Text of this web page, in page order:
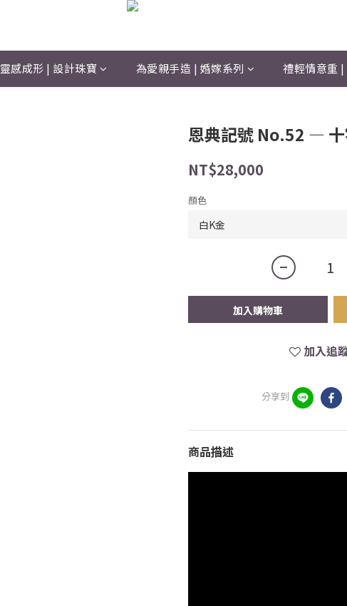
靈感成形 | 設計珠寶 為愛親手造 | 婚嫁系列 禮輕情意重
恩典記號 No.52 —
NT$28,000
顏色
加入購物車
加入追
分享到
商品描述